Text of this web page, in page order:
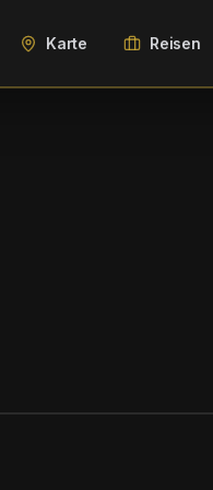
Karte Reisen